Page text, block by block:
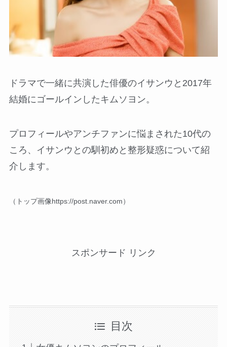
ドラマで一緒に共演した俳優のイサンウと2017年
結婚にゴールインしたキムソヨン。
プロフィールやアンチファンに悩まされた10代の
ころ、イサンウとの馴初めと整形疑惑について紹
介します。
（トップ画像https://post.naver.com）
スポンサード リンク
目次